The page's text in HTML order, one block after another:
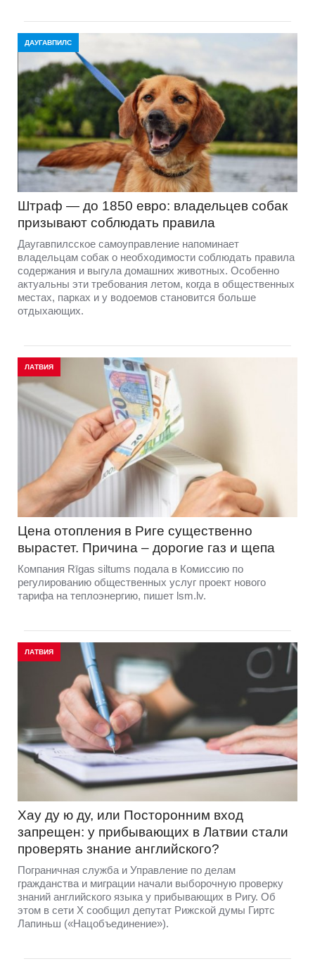
ДАУГАВПИЛС
Штраф — до 1850 евро: владельцев собак
призывают соблюдать правила
Даугавпилсское самоуправление напоминает
владельцам собак о необходимости соблюдать правила
содержания и выгула домашних животных. Особенно
актуальны эти требования летом, когда в общественных
местах, парках и у водоемов становится больше
отдыхающих.
ЛАТВИЯ
Цена отопления в Риге существенно
вырастет. Причина – дорогие газ и щепа
Компания Rīgas siltums подала в Комиссию по
регулированию общественных услуг проект нового
тарифа на теплоэнергию, пишет lsm.lv.
ЛАТВИЯ
Хау ду ю ду, или Посторонним вход
запрещен: у прибывающих в Латвии стали
проверять знание английского?
Пограничная служба и Управление по делам
гражданства и миграции начали выборочную проверку
знаний английского языка у прибывающих в Ригу. Об
этом в сети Х сообщил депутат Рижской думы Гиртс
Лапиньш («Нацобъединение»).